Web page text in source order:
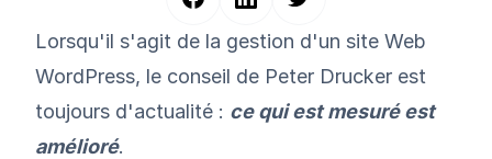
Lorsqu'il s'agit de la gestion d'un site Web
WordPress, le conseil de Peter Drucker est
toujours d'actualité : ce qui est mesuré est
amélioré.